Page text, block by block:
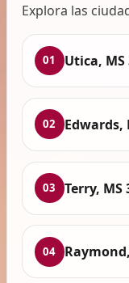
Explora las
01 Utica, MS
02 Edwards,
03 Terry, MS
04